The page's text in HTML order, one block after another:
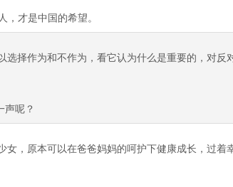
才是中国的希望。
择作为和不作为，看它认为什么是重要的，对反
声呢？
，原本可以在爸爸妈妈的呵护下健康成长，过着